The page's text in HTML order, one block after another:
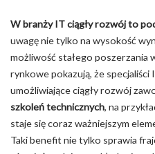
W branży IT ciągły rozwój to
uwagę nie tylko na wysokość
możliwość stałego poszerzania
rynkowe pokazują, że
umożliwiające ciągły rozwój
szkoleń technicznych, na
staje się coraz ważniejszym
Taki benefit nie tylko sprawia